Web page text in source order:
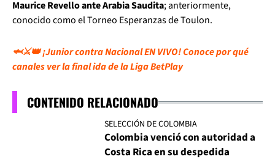
Maurice Revello ante Arabia Saudita; anteriormente,
conocido como el Torneo Esperanzas de Toulon.
🦈⚔️👑 ¡Junior contra Nacional EN VIVO! Conoce por qué
canales ver la final ida de la Liga BetPlay
CONTENIDO RELACIONADO
SELECCIÓN DE COLOMBIA
Colombia venció con autoridad a
Costa Rica en su despedida